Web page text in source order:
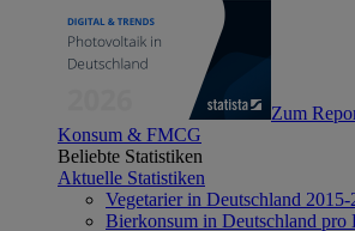
Zum
Konsum & FMCG
Beliebte Statistiken
Aktuelle Statistiken
Vegetarier in Deutschland 2015-
Bierkonsum in Deutschland